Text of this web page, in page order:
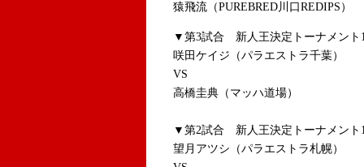
猿飛流（PUREBRED川口REDIPS）
▼第3試合 新人王決定トーナメン
咲田ケイジ（パラエストラ千葉）
VS
高橋圭典（マッハ道場）
▼第2試合 新人王決定トーナメン
望月アツシ（パラエストラ札幌）